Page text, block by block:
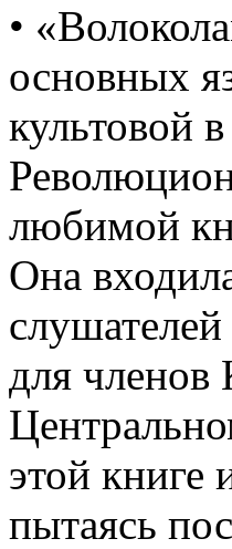
•
основных
культовой
любимой
Она
для членов
этой книге
пытаясь